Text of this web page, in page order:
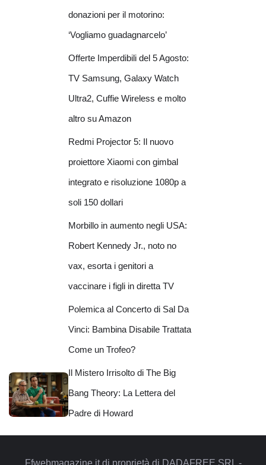
donazioni per il motorino:
‘Vogliamo guadagnarcelo’
Offerte Imperdibili del 5 Agosto:
TV Samsung, Galaxy Watch
Ultra2, Cuffie Wireless e molto
altro su Amazon
Redmi Projector 5: Il nuovo
proiettore Xiaomi con gimbal
integrato e risoluzione 1080p a
soli 150 dollari
Morbillo in aumento negli USA:
Robert Kennedy Jr., noto no
vax, esorta i genitori a
vaccinare i figli in diretta TV
Polemica al Concerto di Sal Da
Vinci: Bambina Disabile Trattata
Come un Trofeo?
Il Mistero Irrisolto di The Big
Bang Theory: La Lettera del
Padre di Howard
Ffwebmagazine.it di proprietà di DADAFREE SRL -